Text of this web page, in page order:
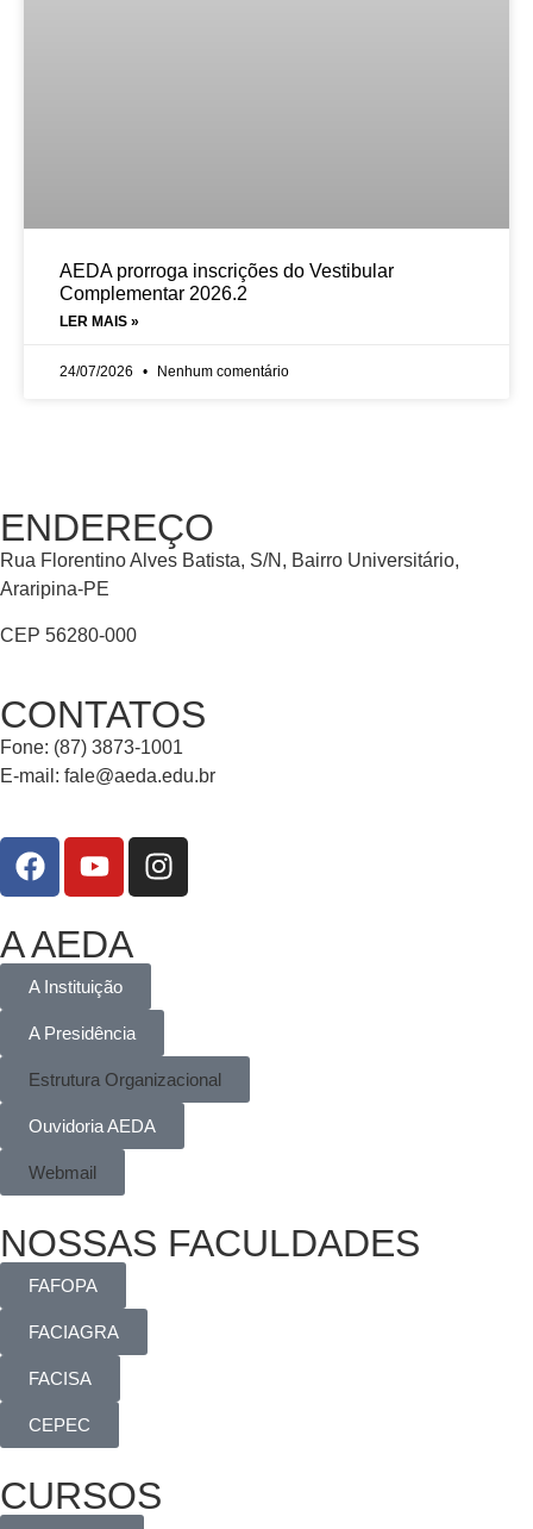
AEDA prorroga inscrições do Vestibular
Complementar 2026.2
LER MAIS »
24/07/2026 Nenhum comentário
ENDEREÇO
Rua Florentino Alves Batista, S/N, Bairro Universitário,
Araripina-PE
CEP 56280-000
CONTATOS
Fone: (87) 3873-1001
E-mail: fale@aeda.edu.br
A AEDA
A Instituição
A Presidência
Estrutura Organizacional
Ouvidoria AEDA
Webmail
NOSSAS FACULDADES
FAFOPA
FACIAGRA
FACISA
CEPEC
CURSOS